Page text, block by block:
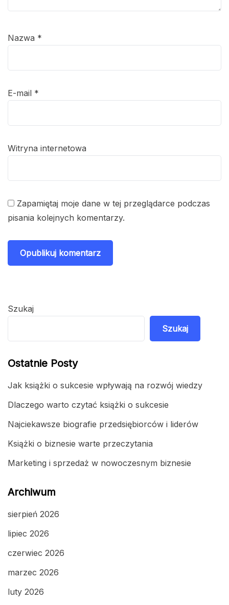
Nazwa *
E-mail *
Witryna internetowa
Zapamiętaj moje dane w tej przeglądarce podczas
pisania kolejnych komentarzy.
Szukaj
Szukaj
Ostatnie Posty
Jak książki o sukcesie wpływają na rozwój wiedzy
Dlaczego warto czytać książki o sukcesie
Najciekawsze biografie przedsiębiorców i liderów
Książki o biznesie warte przeczytania
Marketing i sprzedaż w nowoczesnym biznesie
Archiwum
sierpień 2026
lipiec 2026
czerwiec 2026
marzec 2026
luty 2026